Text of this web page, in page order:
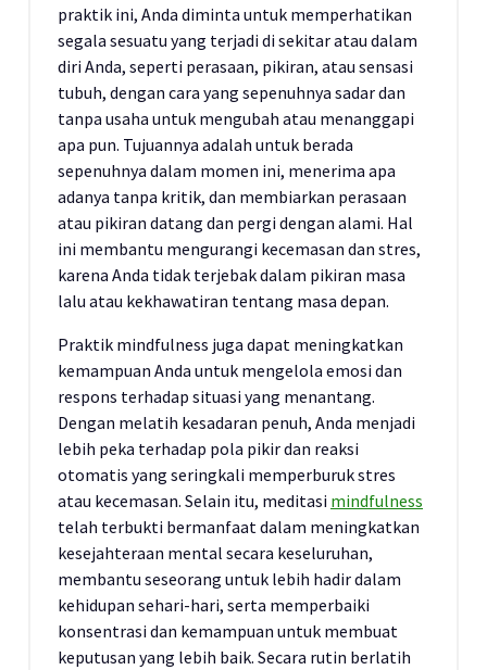
praktik ini, Anda diminta untuk memperhatikan
segala sesuatu yang terjadi di sekitar atau dalam
diri Anda, seperti perasaan, pikiran, atau sensasi
tubuh, dengan cara yang sepenuhnya sadar dan
tanpa usaha untuk mengubah atau menanggapi
apa pun. Tujuannya adalah untuk berada
sepenuhnya dalam momen ini, menerima apa
adanya tanpa kritik, dan membiarkan perasaan
atau pikiran datang dan pergi dengan alami. Hal
ini membantu mengurangi kecemasan dan stres,
karena Anda tidak terjebak dalam pikiran masa
lalu atau kekhawatiran tentang masa depan.
Praktik mindfulness juga dapat meningkatkan
kemampuan Anda untuk mengelola emosi dan
respons terhadap situasi yang menantang.
Dengan melatih kesadaran penuh, Anda menjadi
lebih peka terhadap pola pikir dan reaksi
otomatis yang seringkali memperburuk stres
atau kecemasan. Selain itu, meditasi mindfulness
telah terbukti bermanfaat dalam meningkatkan
kesejahteraan mental secara keseluruhan,
membantu seseorang untuk lebih hadir dalam
kehidupan sehari-hari, serta memperbaiki
konsentrasi dan kemampuan untuk membuat
keputusan yang lebih baik. Secara rutin berlatih